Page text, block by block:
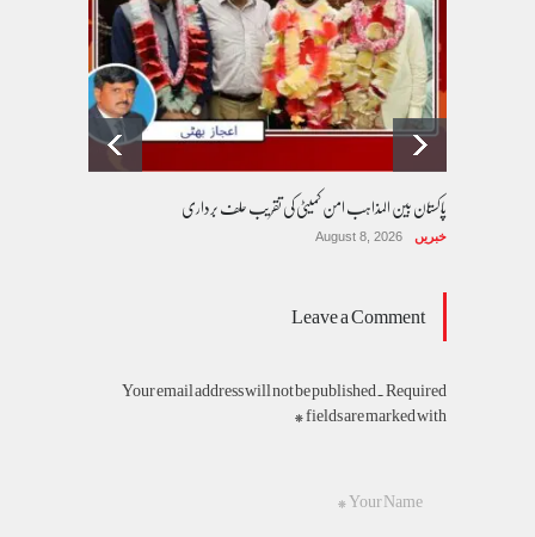
پاکستان بین المذاہب امن کمیٹی کی تقریب حلف برداری
خبریں August 8, 2026
Leave a Comment
Your email address will not be published. Required
fields are marked with *